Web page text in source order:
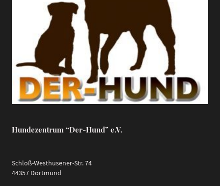
Hundezentrum “Der-Hund” e.V.
Schloß-Westhusener-Str. 74
44357 Dortmund